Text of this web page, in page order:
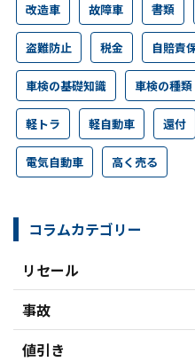
改造車 故障車 書類
盗難防止 税金 自賠責
車検の基礎知識 車検の種類
軽トラ 軽自動車 還付
電気自動車 高く売る
コラムカテゴリー
リセール
事故
値引き